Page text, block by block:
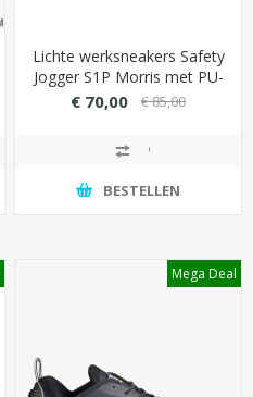
Lichte werksneakers Safety
Jogger S1P Morris met PU-
buitenzool (448 gram)
€ 70,00 € 85,00
BESTELLEN
Mega Deal